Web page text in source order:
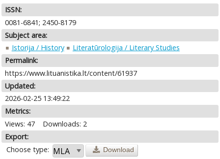
ISSN:
0081-6841; 2450-8179
Subject area:
Istorija / History
Literatūrologija / Literary Studies
Permalink:
https://www.lituanistika.lt/content/61937
Updated:
2026-02-25 13:49:22
Metrics:
Views: 47
Downloads: 2
Export:
Choose type:
Download